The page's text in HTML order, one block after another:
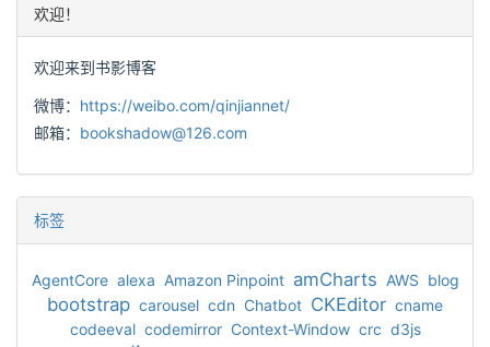
欢迎！
欢迎来到书影博客
微博： https://weibo.com/qinjiannet/
邮箱： bookshadow@126.com
标签
AgentCore alexa Amazon Pinpoint amCharts AWS blog
bootstrap carousel cdn Chatbot CKEditor cname
codeeval codemirror Context-Window crc d3js